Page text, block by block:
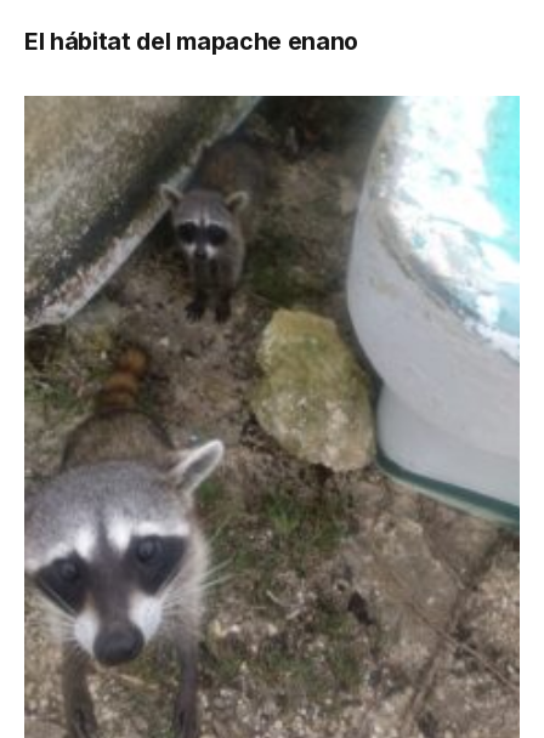
El hábitat del mapache enano